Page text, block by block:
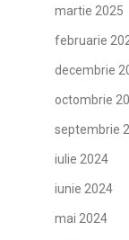
martie 2025
februarie
decembrie
octombrie
septembrie
iulie 2024
iunie 2024
mai 2024